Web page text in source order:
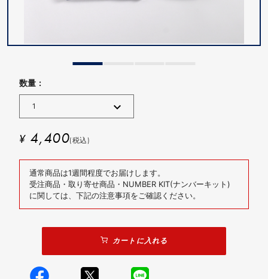
数量 :
¥ 4,400(税込)
通常商品は1週間程度でお届けします。
受注商品・取り寄せ商品・NUMBER KIT(ナンバーキット)
に関しては、下記の注意事項をご確認ください。
カートに入れる